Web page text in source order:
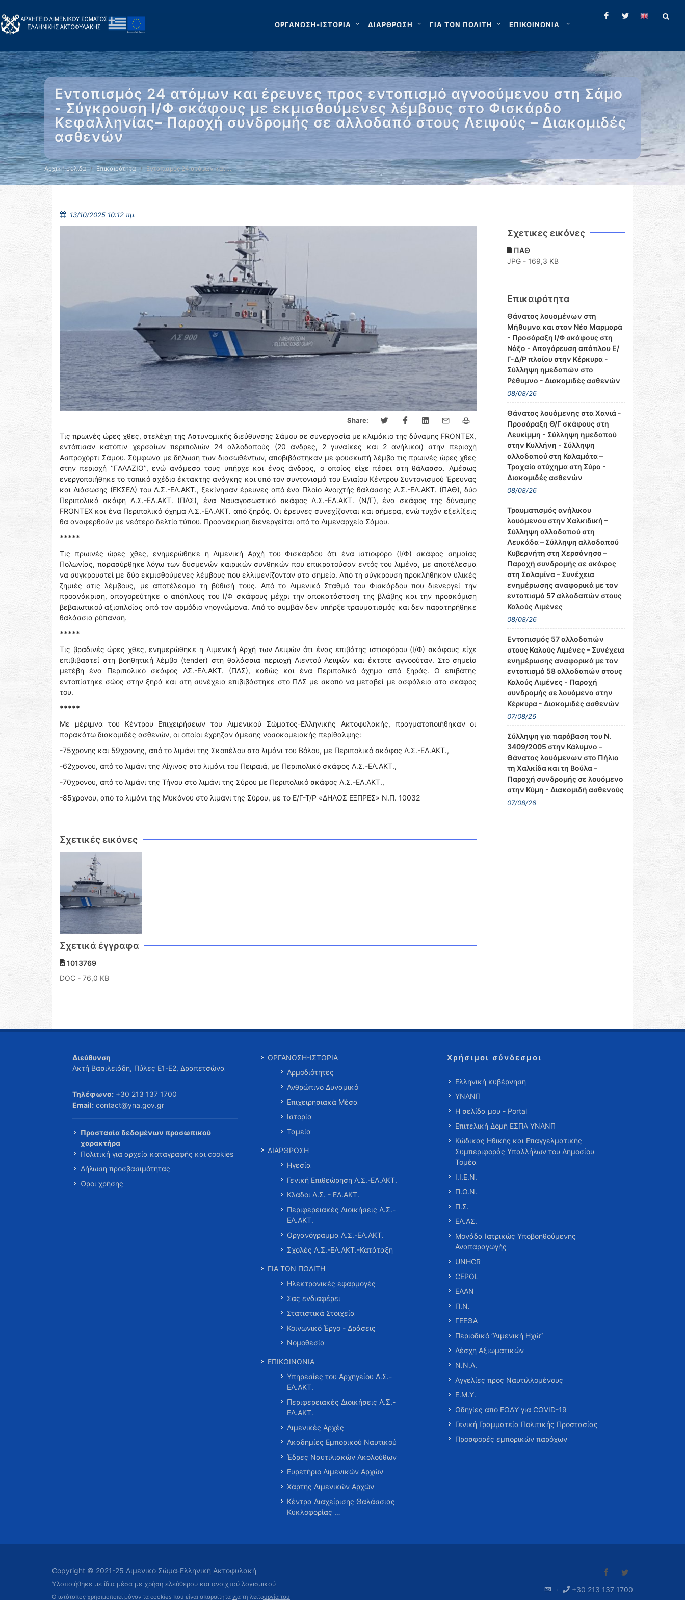
ΟΡΓΑΝΩΣΗ-ΙΣΤΟΡΙΑ ΔΙΑΡΘΡΩΣΗ ΓΙΑ ΤΟΝ ΠΟΛΙΤΗ ΕΠΙΚΟΙΝΩΝΙΑ
Εντοπισμός 24 ατόμων και έρευνες προς εντοπισμό αγνοούμενου στη Σάμο
- Σύγκρουση Ι/Φ σκάφους με εκμισθούμενες λέμβους στο Φισκάρδο
Κεφαλληνίας– Παροχή συνδρομής σε αλλοδαπό στους Λειψούς – Διακομιδές
ασθενών
Αρχική σελίδα Επικαιρότητα Εντοπισμός 24 ατόμων και …
13/10/2025 10:12 πμ.
Share:
Τις πρωινές ώρες χθες, στελέχη της Αστυνομικής διεύθυνσης Σάμου σε συνεργασία με κλιμάκιο της δύναμης FRONTEX,
εντόπισαν κατόπιν χερσαίων περιπολιών 24 αλλοδαπούς (20 άνδρες, 2 γυναίκες και 2 ανήλικοι) στην περιοχή
Ασπροχόρτι Σάμου. Σύμφωνα με δήλωση των διασωθέντων, αποβιβάστηκαν με φουσκωτή λέμβο τις πρωινές ώρες χθες
στην περιοχή ‘’ΓAΛΑΖΙΟ’’, ενώ ανάμεσα τους υπήρχε και ένας άνδρας, ο οποίος είχε πέσει στη θάλασσα. Αμέσως
ενεργοποιήθηκε το τοπικό σχέδιο έκτακτης ανάγκης και υπό τον συντονισμό του Ενιαίου Κέντρου Συντονισμού Έρευνας
και Διάσωσης (ΕΚΣΕΔ) του Λ.Σ.-ΕΛ.ΑΚΤ., ξεκίνησαν έρευνες από ένα Πλοίο Ανοιχτής θαλάσσης Λ.Σ.-ΕΛ.ΑΚΤ. (ΠΑΘ), δύο
Περιπολικά σκάφη Λ.Σ.-ΕΛ.ΑΚΤ. (ΠΛΣ), ένα Ναυαγοσωστικό σκάφος Λ.Σ.-ΕΛ.ΑΚΤ. (Ν/Γ), ένα σκάφος της δύναμης
FRONTEX και ένα Περιπολικό όχημα Λ.Σ.-ΕΛ.ΑΚΤ. από ξηράς. Οι έρευνες συνεχίζονται και σήμερα, ενώ τυχόν εξελίξεις
θα αναφερθούν με νεότερο δελτίο τύπου. Προανάκριση διενεργείται από το Λιμεναρχείο Σάμου.
*****
Τις πρωινές ώρες χθες, ενημερώθηκε η Λιμενική Αρχή του Φισκάρδου ότι ένα ιστιοφόρο (Ι/Φ) σκάφος σημαίας
Πολωνίας, παρασύρθηκε λόγω των δυσμενών καιρικών συνθηκών που επικρατούσαν εντός του λιμένα, με αποτέλεσμα
να συγκρουστεί με δύο εκμισθούμενες λέμβους που ελλιμενίζονταν στο σημείο. Από τη σύγκρουση προκλήθηκαν υλικές
ζημιές στις λέμβους, με αποτέλεσμα τη βύθισή τους. Από το Λιμενικό Σταθμό του Φισκάρδου που διενεργεί την
προανάκριση, απαγορεύτηκε ο απόπλους του Ι/Φ σκάφους μέχρι την αποκατάσταση της βλάβης και την προσκόμιση
βεβαιωτικού αξιοπλοΐας από τον αρμόδιο νηογνώμονα. Από το συμβάν δεν υπήρξε τραυματισμός και δεν παρατηρήθηκε
θαλάσσια ρύπανση.
*****
Τις βραδινές ώρες χθες, ενημερώθηκε η Λιμενική Αρχή των Λειψών ότι ένας επιβάτης ιστιοφόρου (Ι/Φ) σκάφους είχε
επιβιβαστεί στη βοηθητική λέμβο (tender) στη θαλάσσια περιοχή Λιεντού Λειψών και έκτοτε αγνοούταν. Στο σημείο
μετέβη ένα Περιπολικό σκάφος ΛΣ.-ΕΛ.ΑΚΤ. (ΠΛΣ), καθώς και ένα Περιπολικό όχημα από ξηράς. Ο επιβάτης
εντοπίστηκε σώος στην ξηρά και στη συνέχεια επιβιβάστηκε στο ΠΛΣ με σκοπό να μεταβεί με ασφάλεια στο σκάφος
του.
*****
Με μέριμνα του Κέντρου Επιχειρήσεων του Λιμενικού Σώματος-Ελληνικής Ακτοφυλακής, πραγματοποιήθηκαν οι
παρακάτω διακομιδές ασθενών, οι οποίοι έχρηζαν άμεσης νοσοκομειακής περίθαλψης:
-75χρονης και 59χρονης, από το λιμάνι της Σκοπέλου στο λιμάνι του Βόλου, με Περιπολικό σκάφος Λ.Σ.-ΕΛ.ΑΚΤ.,
-62χρονου, από το λιμάνι της Αίγινας στο λιμάνι του Πειραιά, με Περιπολικό σκάφος Λ.Σ.-ΕΛ.ΑΚΤ.,
-70χρονου, από το λιμάνι της Τήνου στο λιμάνι της Σύρου με Περιπολικό σκάφος Λ.Σ.-ΕΛ.ΑΚΤ.,
-85χρονου, από το λιμάνι της Μυκόνου στο λιμάνι της Σύρου, με το Ε/Γ-Τ/Ρ «ΔΗΛΟΣ ΕΞΠΡΕΣ» Ν.Π. 10032
Σχετικές εικόνες
Σχετικά έγγραφα
1013769
DOC - 76,0 KB
Σχετικες εικόνες
ΠΑΘ
JPG - 169,3 KB
Επικαιρότητα
Θάνατος λουομένων στη
Μήθυμνα και στον Νέο Μαρμαρά
- Προσάραξη Ι/Φ σκάφους στη
Νάξο - Απαγόρευση απόπλου Ε/
Γ-Δ/Ρ πλοίου στην Κέρκυρα -
Σύλληψη ημεδαπών στο
Ρέθυμνο - Διακομιδές ασθενών
08/08/26
Θάνατος λουόμενης στα Χανιά -
Προσάραξη Θ/Γ σκάφους στη
Λευκίμμη - Σύλληψη ημεδαπού
στην Κυλλήνη - Σύλληψη
αλλοδαπού στη Καλαμάτα –
Τροχαίο ατύχημα στη Σύρο -
Διακομιδές ασθενών
08/08/26
Τραυματισμός ανήλικου
λουόμενου στην Χαλκιδική –
Σύλληψη αλλοδαπού στη
Λευκάδα – Σύλληψη αλλοδαπού
Κυβερνήτη στη Χερσόνησο –
Παροχή συνδρομής σε σκάφος
στη Σαλαμίνα – Συνέχεια
ενημέρωσης αναφορικά με τον
εντοπισμό 57 αλλοδαπών στους
Καλούς Λιμένες
08/08/26
Εντοπισμός 57 αλλοδαπών
στους Καλούς Λιμένες – Συνέχεια
ενημέρωσης αναφορικά με τον
εντοπισμό 58 αλλοδαπών στους
Καλούς Λιμένες - Παροχή
συνδρομής σε λουόμενο στην
Κέρκυρα - Διακομιδές ασθενών
07/08/26
Σύλληψη για παράβαση του Ν.
3409/2005 στην Κάλυμνο –
Θάνατος λουόμενων στο Πήλιο
τη Χαλκίδα και τη Βούλα –
Παροχή συνδρομής σε λουόμενο
στην Κύμη - Διακομιδή ασθενούς
07/08/26
Διεύθυνση
Ακτή Βασιλειάδη, Πύλες Ε1-Ε2, Δραπετσώνα
Τηλέφωνο: +30 213 137 1700
Email: contact@yna.gov.gr
Προστασία δεδομένων προσωπικού
χαρακτήρα
Πολιτική για αρχεία καταγραφής και cookies
Δήλωση προσβασιμότητας
Όροι χρήσης
ΟΡΓΑΝΩΣΗ-ΙΣΤΟΡΙΑ
Αρμοδιότητες
Ανθρώπινο Δυναμικό
Επιχειρησιακά Μέσα
Ιστορία
Ταμεία
ΔΙΑΡΘΡΩΣΗ
Ηγεσία
Γενική Επιθεώρηση Λ.Σ.-ΕΛ.ΑΚΤ.
Κλάδοι Λ.Σ. - ΕΛ.ΑΚΤ.
Περιφερειακές Διοικήσεις Λ.Σ.-
ΕΛ.ΑΚΤ.
Οργανόγραμμα Λ.Σ.-ΕΛ.ΑΚΤ.
Σχολές Λ.Σ.-ΕΛ.ΑΚΤ.-Κατάταξη
ΓΙΑ ΤΟΝ ΠΟΛΙΤΗ
Ηλεκτρονικές εφαρμογές
Σας ενδιαφέρει
Στατιστικά Στοιχεία
Κοινωνικό Έργο - Δράσεις
Νομοθεσία
ΕΠΙΚΟΙΝΩΝΙΑ
Υπηρεσίες του Αρχηγείου Λ.Σ.-
ΕΛ.ΑΚΤ.
Περιφερειακές Διοικήσεις Λ.Σ.-
ΕΛ.ΑΚΤ.
Λιμενικές Αρχές
Ακαδημίες Εμπορικού Ναυτικού
Έδρες Ναυτιλιακών Ακολούθων
Ευρετήριο Λιμενικών Αρχών
Χάρτης Λιμενικών Αρχών
Κέντρα Διαχείρισης Θαλάσσιας
Κυκλοφορίας …
Χρήσιμοι σύνδεσμοι
Ελληνική κυβέρνηση
ΥΝΑΝΠ
Η σελίδα μου - Portal
Επιτελική Δομή ΕΣΠΑ ΥΝΑΝΠ
Κώδικας Ηθικής και Επαγγελματικής
Συμπεριφοράς Υπαλλήλων του Δημοσίου
Τομέα
Ι.Ι.Ε.Ν.
Π.Ο.Ν.
Π.Σ.
ΕΛ.ΑΣ.
Μονάδα Ιατρικώς Υποβοηθούμενης
Αναπαραγωγής
UNHCR
CEPOL
ΕΑΑΝ
Π.Ν.
ΓΕΕΘΑ
Περιοδικό “Λιμενική Ηχώ”
Λέσχη Αξιωματικών
Ν.Ν.Α.
Αγγελίες προς Ναυτιλλομένους
Ε.Μ.Υ.
Οδηγίες από ΕΟΔΥ για COVID-19
Γενική Γραμματεία Πολιτικής Προστασίας
Προσφορές εμπορικών παρόχων
Copyright © 2021-25 Λιμενικό Σώμα-Ελληνική Ακτοφυλακή
Υλοποιήθηκε με ίδια μέσα με χρήση ελεύθερου και ανοιχτού λογισμικού
Ο ιστότοπος χρησιμοποιεί μόνον τα cookies που είναι απαραίτητα για τη λειτουργία του
· +30 213 137 1700